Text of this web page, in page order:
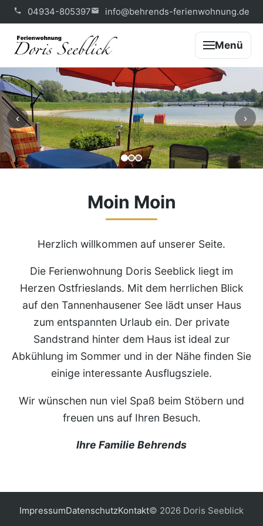
04934-805397 info@behrends-ferienwohnung.de
Menü
‹ ›
Moin Moin
Herzlich willkommen auf unserer Seite.
Die Ferienwohnung Doris Seeblick liegt im
Herzen Ostfrieslands. Mit dem herrlichen Blick
auf den Tannenhausener See lädt unser Haus
zum entspannten Urlaub ein. Der private
Sandstrand hinter dem Haus ist ideal zur
Abkühlung im Sommer und in der Nähe finden Sie
einige interessante Ausflugsziele.
Wir wünschen nun viel Spaß beim Stöbern und
freuen uns auf Ihren Besuch.
Ihre Familie Behrends
ImpressumDatenschutzKontakt© 2026 Doris Seeblick